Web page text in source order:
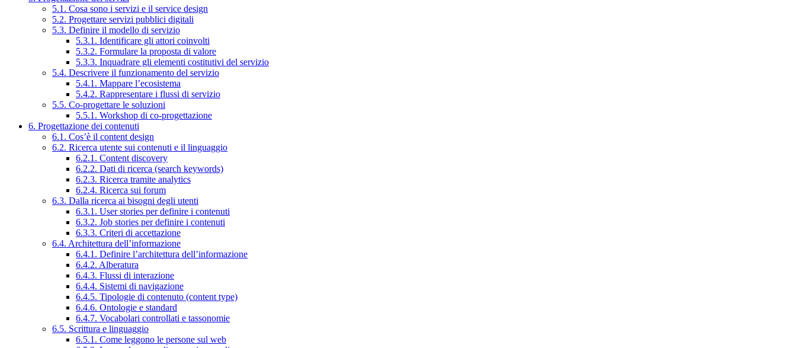
5.1. Cosa sono i servizi e il service design
5.2. Progettare servizi pubblici digitali
5.3. Definire il modello di servizio
5.3.1. Identificare gli attori coinvolti
5.3.2. Formulare la proposta di valore
5.3.3. Inquadrare gli elementi costitutivi del servizio
5.4. Descrivere il funzionamento del servizio
5.4.1. Mappare l’ecosistema
5.4.2. Rappresentare i flussi di servizio
5.5. Co-progettare le soluzioni
5.5.1. Workshop di co-progettazione
6. Progettazione dei contenuti
6.1. Cos’è il content design
6.2. Ricerca utente sui contenuti e il linguaggio
6.2.1. Content discovery
6.2.2. Dati di ricerca (search keywords)
6.2.3. Ricerca tramite analytics
6.2.4. Ricerca sui forum
6.3. Dalla ricerca ai bisogni degli utenti
6.3.1. User stories per definire i contenuti
6.3.2. Job stories per definire i contenuti
6.3.3. Criteri di accettazione
6.4. Architettura dell’informazione
6.4.1. Definire l’architettura dell’informazione
6.4.2. Alberatura
6.4.3. Flussi di interazione
6.4.4. Sistemi di navigazione
6.4.5. Tipologie di contenuto (content type)
6.4.6. Ontologie e standard
6.4.7. Vocabolari controllati e tassonomie
6.5. Scrittura e linguaggio
6.5.1. Come leggono le persone sul web